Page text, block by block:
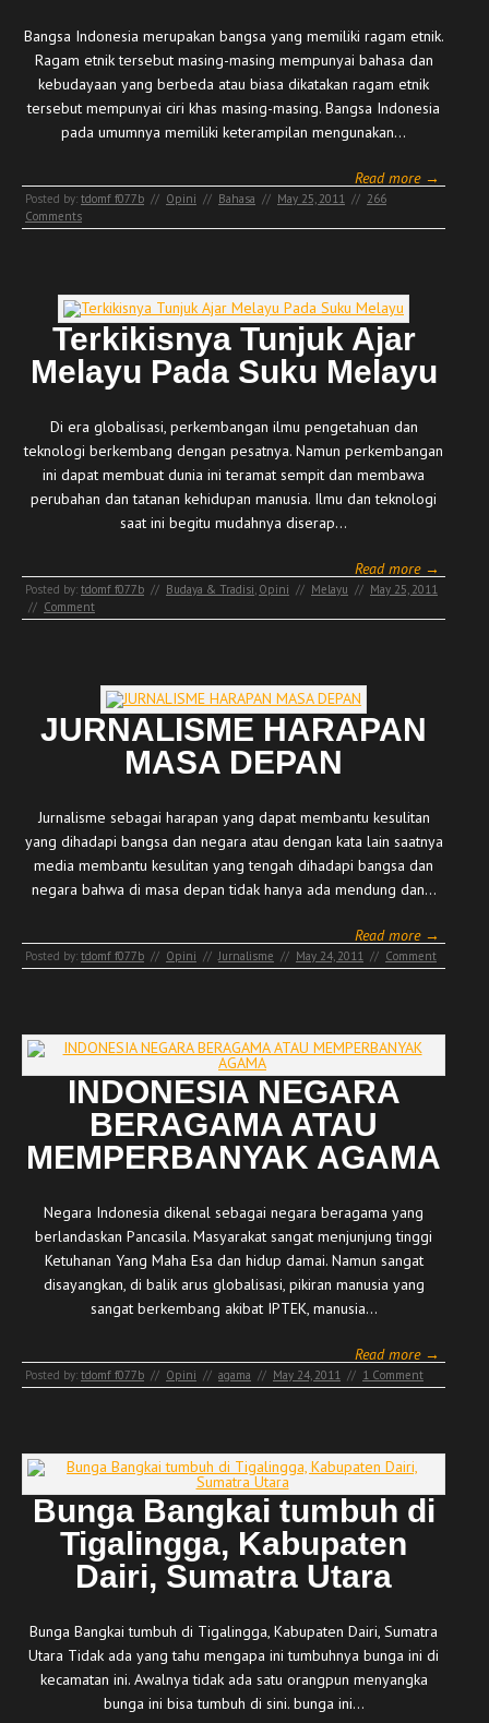
Bangsa Indonesia merupakan bangsa yang memiliki ragam etnik.
Ragam etnik tersebut masing-masing mempunyai bahasa dan
kebudayaan yang berbeda atau biasa dikatakan ragam etnik
tersebut mempunyai ciri khas masing-masing. Bangsa Indonesia
pada umumnya memiliki keterampilan mengunakan…
Read more →
Posted by: tdomf_f077b // Opini // Bahasa // May 25, 2011 // 266
Comments
Terkikisnya Tunjuk Ajar
Melayu Pada Suku Melayu
Di era globalisasi, perkembangan ilmu pengetahuan dan
teknologi berkembang dengan pesatnya. Namun perkembangan
ini dapat membuat dunia ini teramat sempit dan membawa
perubahan dan tatanan kehidupan manusia. Ilmu dan teknologi
saat ini begitu mudahnya diserap…
Read more →
Posted by: tdomf_f077b // Budaya & Tradisi, Opini // Melayu // May 25, 2011
// Comment
JURNALISME HARAPAN
MASA DEPAN
Jurnalisme sebagai harapan yang dapat membantu kesulitan
yang dihadapi bangsa dan negara atau dengan kata lain saatnya
media membantu kesulitan yang tengah dihadapi bangsa dan
negara bahwa di masa depan tidak hanya ada mendung dan…
Read more →
Posted by: tdomf_f077b // Opini // Jurnalisme // May 24, 2011 // Comment
INDONESIA NEGARA
BERAGAMA ATAU
MEMPERBANYAK AGAMA
Negara Indonesia dikenal sebagai negara beragama yang
berlandaskan Pancasila. Masyarakat sangat menjunjung tinggi
Ketuhanan Yang Maha Esa dan hidup damai. Namun sangat
disayangkan, di balik arus globalisasi, pikiran manusia yang
sangat berkembang akibat IPTEK, manusia…
Read more →
Posted by: tdomf_f077b // Opini // agama // May 24, 2011 // 1 Comment
Bunga Bangkai tumbuh di
Tigalingga, Kabupaten
Dairi, Sumatra Utara
Bunga Bangkai tumbuh di Tigalingga, Kabupaten Dairi, Sumatra
Utara Tidak ada yang tahu mengapa ini tumbuhnya bunga ini di
kecamatan ini. Awalnya tidak ada satu orangpun menyangka
bunga ini bisa tumbuh di sini. bunga ini…